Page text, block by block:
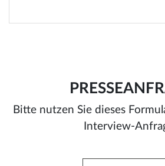
Bitte nutzen Sie dieses
Interview-